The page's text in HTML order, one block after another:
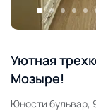
Уютная
Мозыре!
Юности бульвар,